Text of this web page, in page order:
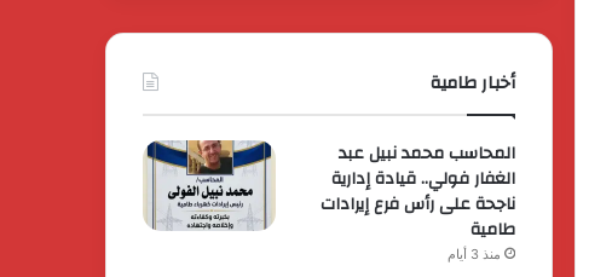
أخبار طامية
المحاسب محمد نبيل عبد
الغفار فولي.. قيادة إدارية
ناجحة على رأس فرع إيرادات
طامية
منذ 3 أيام